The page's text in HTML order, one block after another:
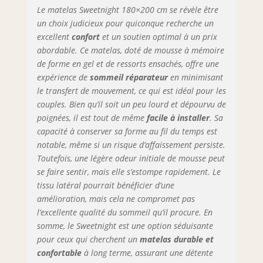
le fond ne glisse pas
facilement. CERTIFIÉ
RESPECTUEUX DU
CLIMAT - Le tricot
matelassé est
respectueux de la
peau. La mousse
certifiée et les
ressorts en acier au
carbone de haute
qualité empêchent
la rouille et la
déformation.
Bienvenue dans le
choix de ce matelas
pour sommeil plus
sain. SANS
INTERRUPTION - Les
ressorts enveloppés
individuellement
sont enfermés dans
Le matelas Sweetnight 180×200 cm se révèle être
un choix judicieux pour quiconque recherche un
excellent confortet un soutien optimal à un prix
abordable. Ce matelas, doté de mousse à mémoire
de forme en gel et de ressorts ensachés, offre une
expérience de sommeil réparateuren minimisant
le transfert de mouvement, ce qui est idéal pour les
couples. Bien qu’il soit un peu lourd et dépourvu de
poignées, il est tout de même facile à installer. Sa
capacité à conserver sa forme au fil du temps est
notable, même si un risque d’affaissement persiste.
Toutefois, une légère odeur initiale de mousse peut
se faire sentir, mais elle s’estompe rapidement. Le
tissu latéral pourrait bénéficier d’une
amélioration, mais cela ne compromet pas
l’excellente qualité du sommeil qu’il procure. En
somme, le Sweetnight est une option séduisante
pour ceux qui cherchent un matelas durable et
confortableà long terme, assurant une détente